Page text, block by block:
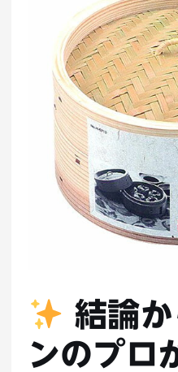
結論
ンのプロ